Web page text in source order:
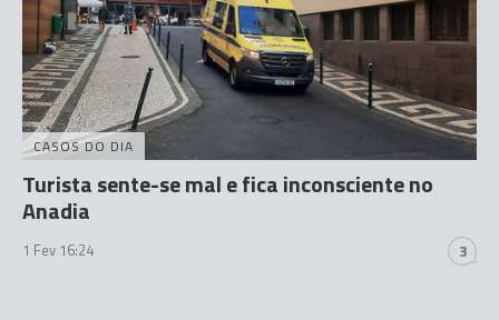
CASOS DO DIA
Turista sente-se mal e fica inconsciente no
Anadia
1 Fev 16:24 3